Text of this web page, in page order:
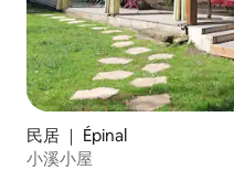
民居 ｜ Épinal
小溪小屋